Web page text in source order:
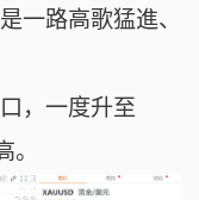
一路高歌猛進、
， 一度升至